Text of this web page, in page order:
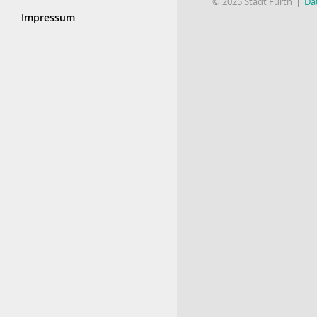
Impressum